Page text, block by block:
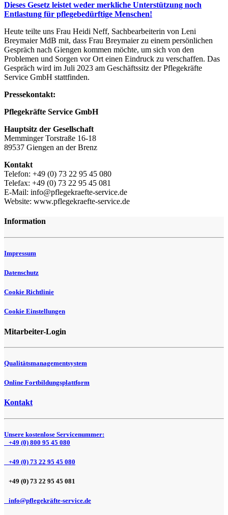
Dieses Gesetz leistet weder merkliche Unterstützung noch
Entlastung für pflegebedürftige Menschen!
Heute teilte uns Frau Heidi Neff, Sachbearbeiterin von Leni
Breymaier MdB mit, dass Frau Breymaier zu einem persönlichen
Gespräch nach Giengen kommen möchte, um sich von den
Problemen und Sorgen vor Ort einen Eindruck zu verschaffen. Das
Gespräch wird im Juli 2023 am Geschäftssitz der Pflegekräfte
Service GmbH stattfinden.
Pressekontakt:
Pflegekräfte Service GmbH
Hauptsitz der Gesellschaft
Memminger Torstraße 16-18
89537 Giengen an der Brenz
Kontakt
Telefon: +49 (0) 73 22 95 45 080
Telefax: +49 (0) 73 22 95 45 081
E-Mail: info@pflegekraefte-service.de
Website: www.pflegekraefte-service.de
Information
Impressum
Datenschutz
Cookie Richtlinie
Cookie Einstellungen
Mitarbeiter-Login
Qualitätsmanagementsystem
Online Fortbildungsplattform
Kontakt
Unsere kostenlose Servicenummer:
+49 (0) 800 95 45 080
+49 (0) 73 22 95 45 080
+49 (0) 73 22 95 45 081
info@pflegekräfte-service.de